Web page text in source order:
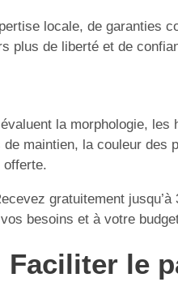
locale, de garanties
plus de liberté et de
la morphologie,
maintien, la couleur
offerte.
gratuitement
besoins et à votre
le